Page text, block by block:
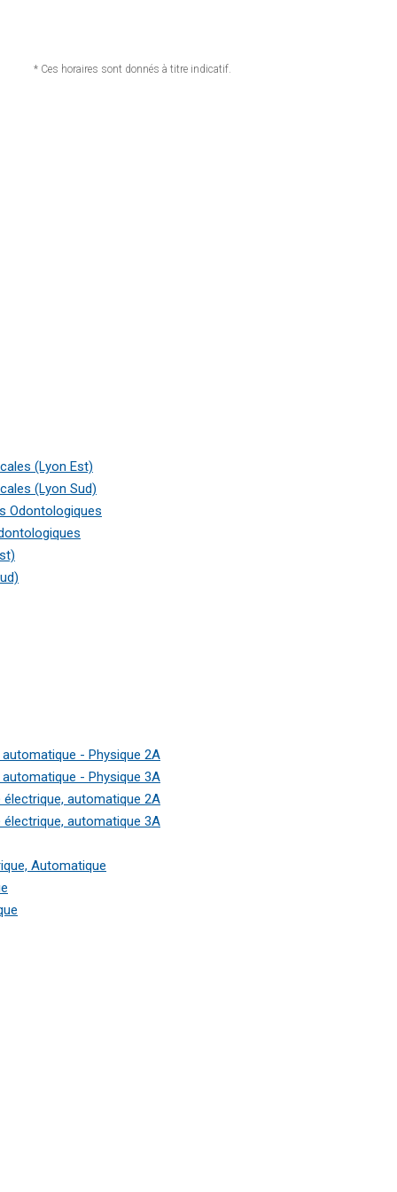
* Ces horaires sont donnés à titre indicatif.
(Lyon Est)
(Lyon Sud)
Odontologiques
- Physique 2A
- Physique 3A
électrique, automatique 2A
électrique, automatique 3A
Automatique